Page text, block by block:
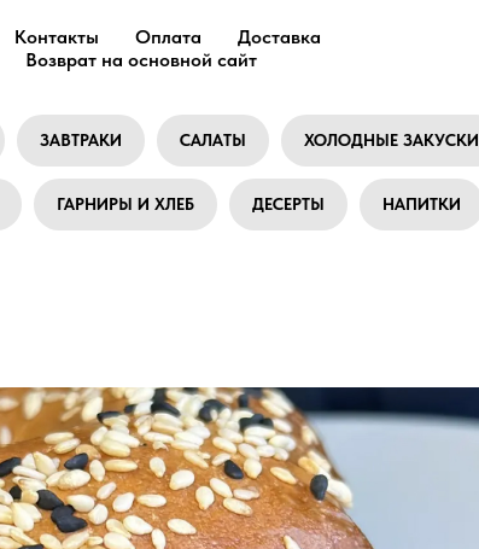
Контакты Оплата
Доставка
Возврат на основной сайт
ЗАВТРАКИ САЛАТЫ ХОЛОДНЫЕ ЗАКУСКИ
ГАРНИРЫ И ХЛЕБ ДЕСЕРТЫ НАПИТКИ